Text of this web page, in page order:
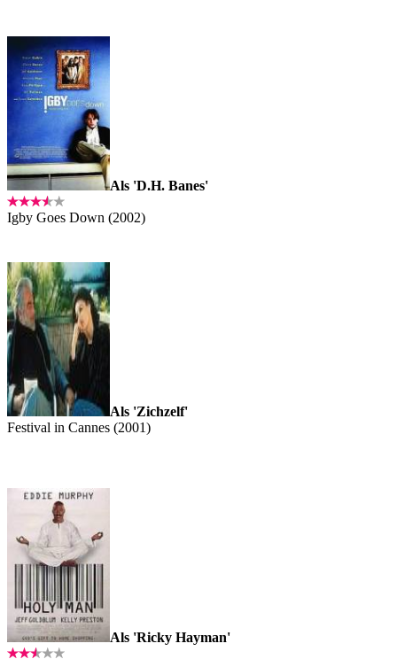
Als 'D.H. Banes'
Igby Goes Down (2002)
Als 'Zichzelf'
Festival in Cannes (2001)
Als 'Ricky Hayman'